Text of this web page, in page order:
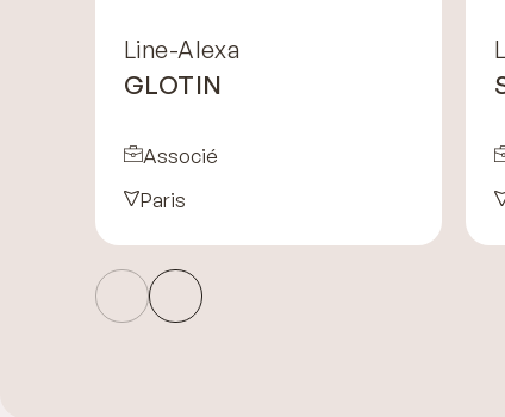
Line-Alexa
GLOTIN
Associé
Paris